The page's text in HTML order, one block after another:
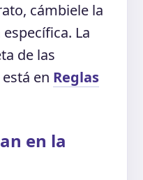
cámbiele la
La
de las
en Reglas
en la